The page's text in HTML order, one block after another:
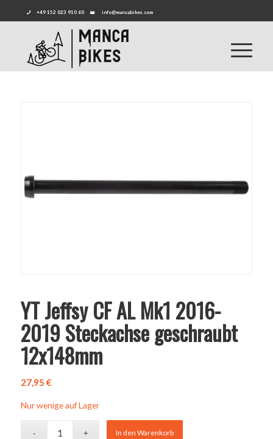
+49 152 023 910 60 info@mancabikes.com
YT Jeffsy CF AL Mk1 2016-
2019 Steckachse geschraubt
12x148mm
27,95 €
Nur wenige auf Lager
In den Warenkorb